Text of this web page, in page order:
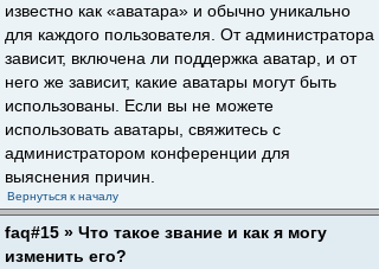
известно как «аватара» и обычно уникально
для каждого пользователя. От администратора
зависит, включена ли поддержка аватар, и от
него же зависит, какие аватары могут быть
использованы. Если вы не можете
использовать аватары, свяжитесь с
администратором конференции для
выяснения причин.
Вернуться к началу
faq#15 » Что такое звание и как я могу
изменить его?